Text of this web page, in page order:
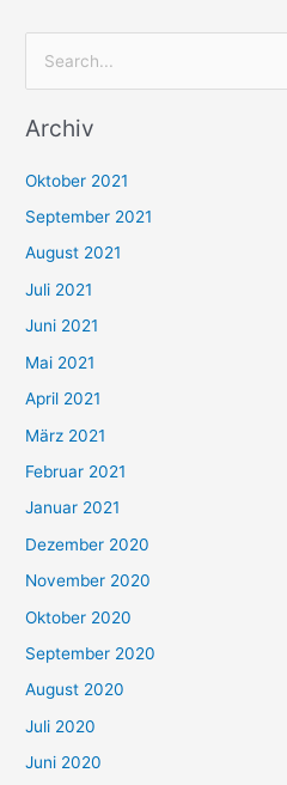
c
n
n
a
c
h
:
Archiv
Oktober 2021
September 2021
August 2021
Juli 2021
Juni 2021
Mai 2021
April 2021
März 2021
Februar 2021
Januar 2021
Dezember 2020
November 2020
Oktober 2020
September 2020
August 2020
Juli 2020
Juni 2020